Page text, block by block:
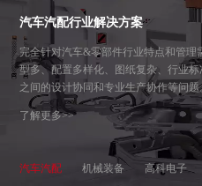
汽车汽配行业解决方案
完全针对汽车&零部件行业特点和管
型多、配置多样化、图纸复杂、行业
之间的设计协同和专业生产协作等问题
了解更多>>
汽车汽配 机械装备 高科电子